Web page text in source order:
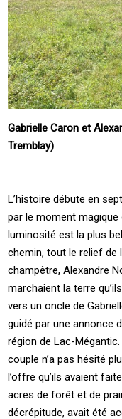
Gabrielle Caron et
Tremblay)
L’histoire débute en
par le moment magique
luminosité est la plus
chemin, tout le relief de
champêtre, Alexandre
marchaient la terre
vers un oncle de
guidé par une annonce
région de Lac-
couple n’a pas hésité
l’offre qu’ils avaient
acres de forêt et de
décrépitude, avait été